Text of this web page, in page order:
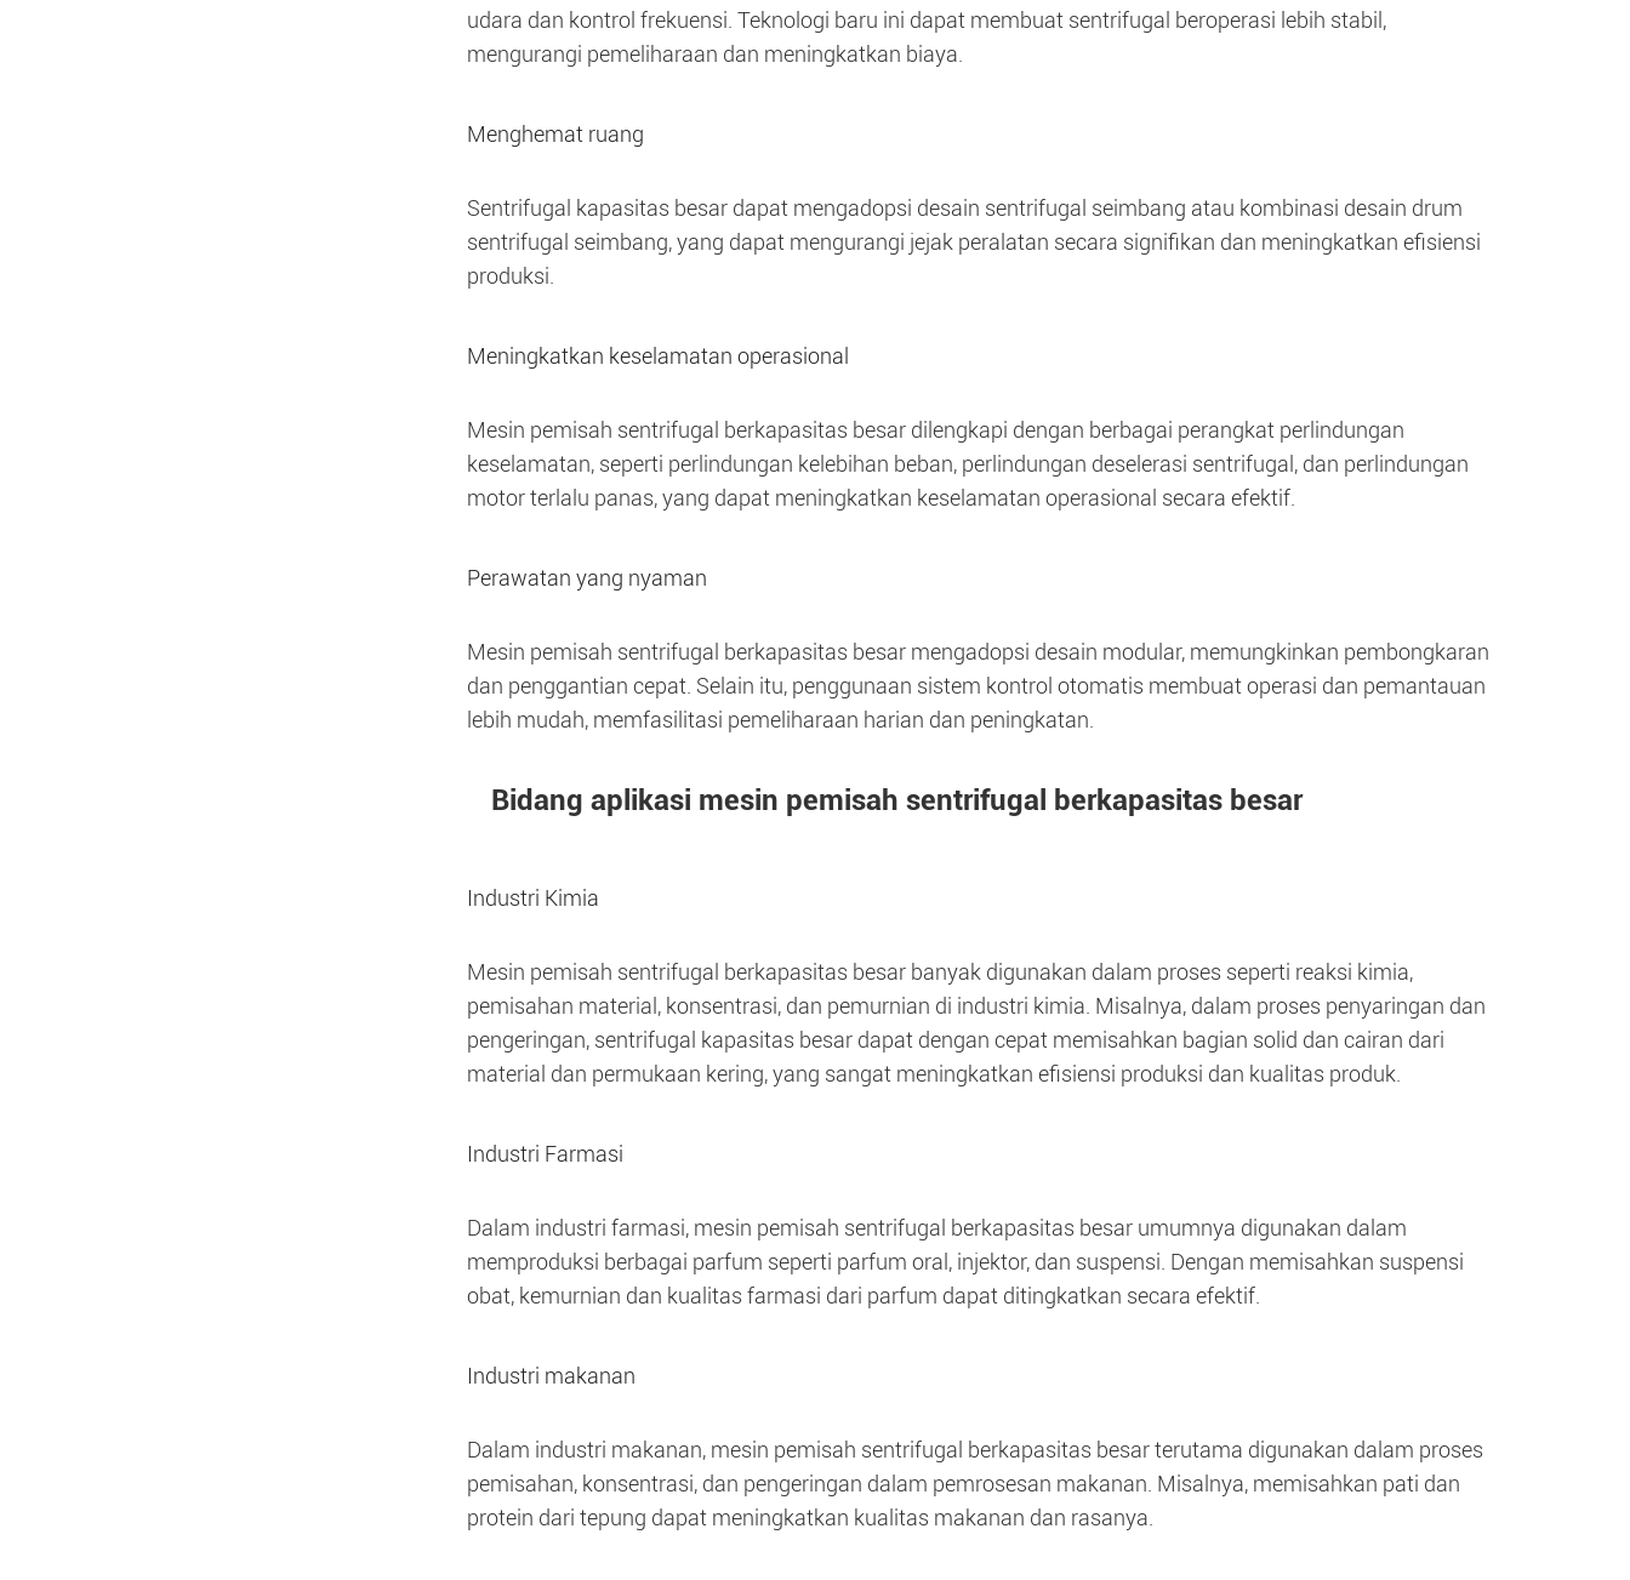
udara dan kontrol frekuensi. Teknologi baru ini dapat membuat sentrifugal beroperasi lebih stabil,
mengurangi pemeliharaan dan meningkatkan biaya.
Menghemat ruang
Sentrifugal kapasitas besar dapat mengadopsi desain sentrifugal seimbang atau kombinasi desain drum
sentrifugal seimbang, yang dapat mengurangi jejak peralatan secara signifikan dan meningkatkan efisiensi
produksi.
Meningkatkan keselamatan operasional
Mesin pemisah sentrifugal berkapasitas besar dilengkapi dengan berbagai perangkat perlindungan
keselamatan, seperti perlindungan kelebihan beban, perlindungan deselerasi sentrifugal, dan perlindungan
motor terlalu panas, yang dapat meningkatkan keselamatan operasional secara efektif.
Perawatan yang nyaman
Mesin pemisah sentrifugal berkapasitas besar mengadopsi desain modular, memungkinkan pembongkaran
dan penggantian cepat. Selain itu, penggunaan sistem kontrol otomatis membuat operasi dan pemantauan
lebih mudah, memfasilitasi pemeliharaan harian dan peningkatan.
Bidang aplikasi mesin pemisah sentrifugal berkapasitas besar
Industri Kimia
Mesin pemisah sentrifugal berkapasitas besar banyak digunakan dalam proses seperti reaksi kimia,
pemisahan material, konsentrasi, dan pemurnian di industri kimia. Misalnya, dalam proses penyaringan dan
pengeringan, sentrifugal kapasitas besar dapat dengan cepat memisahkan bagian solid dan cairan dari
material dan permukaan kering, yang sangat meningkatkan efisiensi produksi dan kualitas produk.
Industri Farmasi
Dalam industri farmasi, mesin pemisah sentrifugal berkapasitas besar umumnya digunakan dalam
memproduksi berbagai parfum seperti parfum oral, injektor, dan suspensi. Dengan memisahkan suspensi
obat, kemurnian dan kualitas farmasi dari parfum dapat ditingkatkan secara efektif.
Industri makanan
Dalam industri makanan, mesin pemisah sentrifugal berkapasitas besar terutama digunakan dalam proses
pemisahan, konsentrasi, dan pengeringan dalam pemrosesan makanan. Misalnya, memisahkan pati dan
protein dari tepung dapat meningkatkan kualitas makanan dan rasanya.